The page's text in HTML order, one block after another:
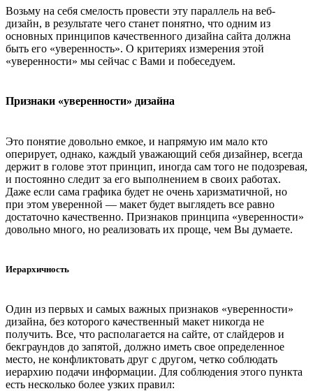
Возьму на себя смелость провести эту параллель на веб-
дизайн, в результате чего станет понятно, что одним из
основных принципов качественного дизайна сайта должна
быть его «уверенность». О критериях измерения этой
«уверенности» мы сейчас с Вами и побеседуем.
Признаки «уверенности» дизайна
Это понятие довольно емкое, и напрямую им мало кто
оперирует, однако, каждый уважающий себя дизайнер, всегда
держит в голове этот принцип, иногда сам того не подозревая,
и постоянно следит за его выполнением в своих работах.
Даже если сама графика будет не очень харизматичной, но
при этом уверенной — макет будет выглядеть все равно
достаточно качественно. Признаков принципа «уверенности»
довольно много, но реализовать их проще, чем Вы думаете.
Иерархичность
Один из первых и самых важных признаков «уверенности»
дизайна, без которого качественный макет никогда не
получить. Все, что располагается на сайте, от слайдеров и
бекграундов до запятой, должно иметь свое определенное
место, не конфликтовать друг с другом, четко соблюдать
иерархию подачи информации. Для соблюдения этого пункта
есть несколько более узких правил: